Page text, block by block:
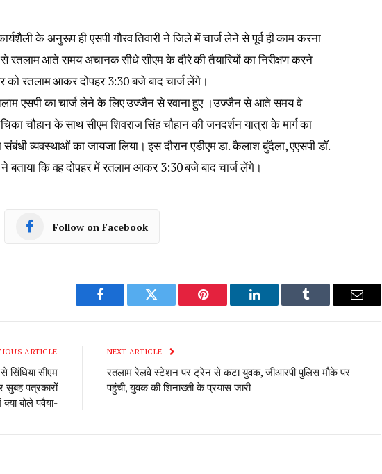
के अनुरूप ही एसपी गौरव तिवारी ने जिले में चार्ज लेने से पूर्व ही काम करना
रतलाम आते समय अचानक सीधे सीएम के दौरे की तैयारियों का निरीक्षण करने
को रतलाम आकर दोपहर 3:30 बजे बाद चार्ज लेंगे।
एसपी का चार्ज लेने के लिए उज्जैन से रवाना हुए ।उज्जैन से आते समय वे
चौहान के साथ सीएम शिवराज सिंह चौहान की जनदर्शन यात्रा के मार्ग का
संबंधी व्यवस्थाओं का जायजा लिया। इस दौरान एडीएम डा. कैलाश बुंदैला, एएसपी डॉ.
ने बताया कि वह दोपहर में रतलाम आकर 3:30 बजे बाद चार्ज लेंगे।
Follow on Facebook
Facebook Twitter Pinterest LinkedIn Tumblr Email
ARTICLE
सिंधिया सीएम
सुबह पत्रकारों
क्या बोले पवैया-
NEXT ARTICLE
रतलाम रेलवे स्टेशन पर ट्रेन से कटा युवक, जीआरपी पुलिस मौके पर
पहुंची, युवक की शिनाख्ती के प्रयास जारी